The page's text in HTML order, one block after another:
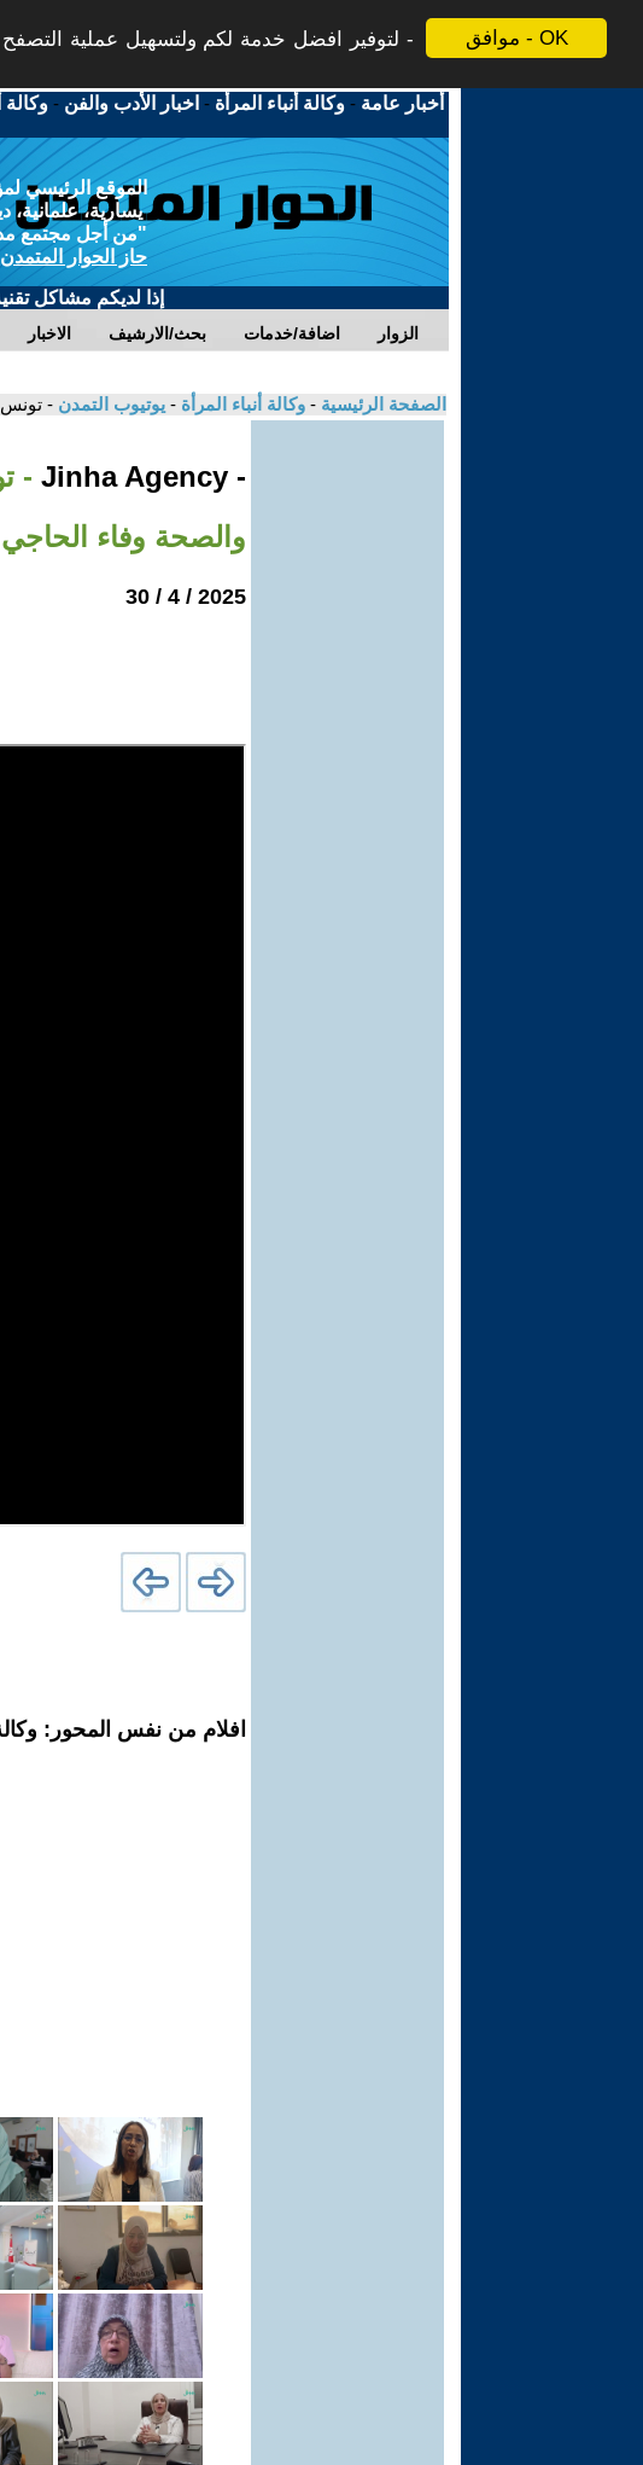
موافق - OK
لتوفير افضل خدمة لكم ولتسهيل عملية
أخبار عامة -وكالة أنباء المرأة - اخبار الأدب والفن -وكالة
الموقع الرئيسي
يسارية، علمانية،
"من أجل مجتمع
حاز الحوار
إذا لديكم مشاكل
الاخبار بحث/الارشيف اضافة/خدمات الزوار
الصفحة الرئيسية - وكالة أنباء المرأة - يوتيوب التمدن -
- Jinha Agency
-
والصحة وفاء الحاجي
2025 / 4 / 30
افلام من نفس المحور: وكالة